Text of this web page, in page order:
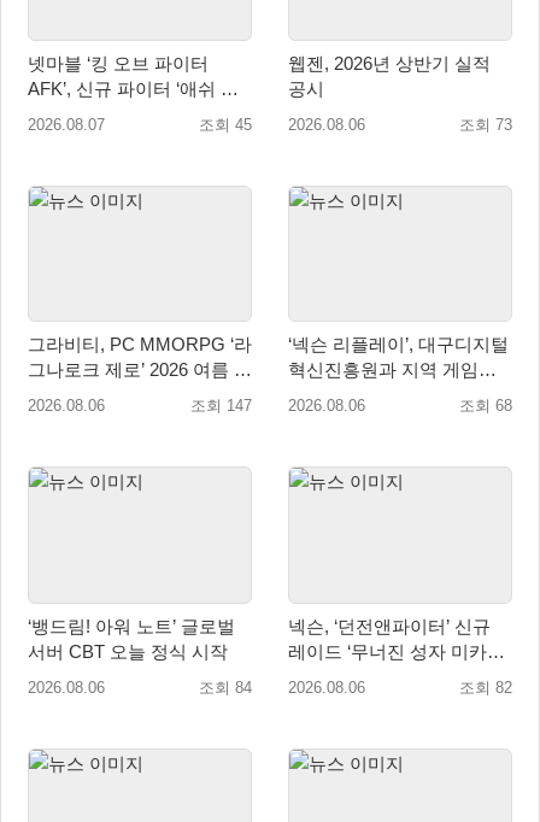
넷마블 ‘킹 오브 파이터
AFK’, 신규 파이터 ‘애쉬 크
림존’ 업데이트
2026.08.07 조회 45
웹젠, 2026년 상반기 실적
공시
2026.08.06 조회 73
그라비티, PC MMORPG ‘라
그나로크 제로’ 2026 여름 프
로모션 진행!
2026.08.06 조회 147
‘넥슨 리플레이’, 대구디지털
혁신진흥원과 지역 게임산
업 육성 위한 업무협약 체결
2026.08.06 조회 68
‘뱅드림! 아워 노트’ 글로벌
서버 CBT 오늘 정식 시작
2026.08.06 조회 84
넥슨, ‘던전앤파이터’ 신규
레이드 ‘무너진 성자 미카엘
라’ 업데이트!
2026.08.06 조회 82